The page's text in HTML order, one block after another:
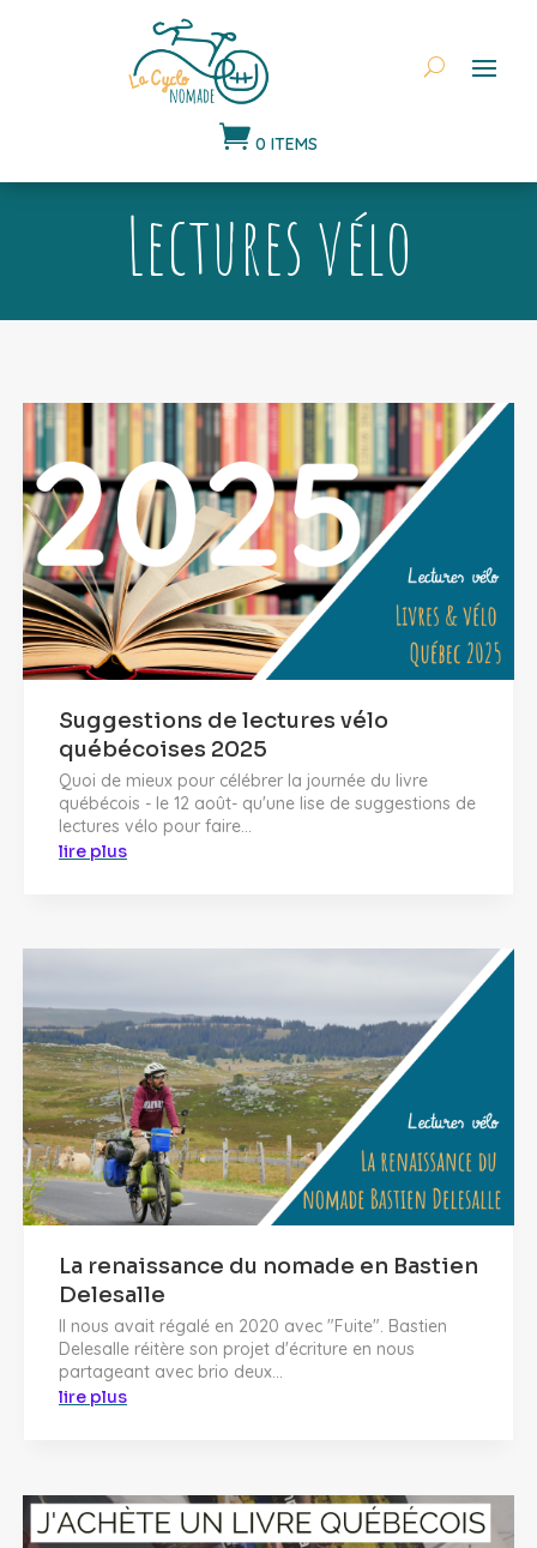
 0 ITEMS
Lectures vélo
Suggestions de lectures vélo
québécoises 2025
Quoi de mieux pour célébrer la journée du livre
québécois - le 12 août- qu'une lise de suggestions de
lectures vélo pour faire...
lire plus
La renaissance du nomade en Bastien
Delesalle
Il nous avait régalé en 2020 avec "Fuite". Bastien
Delesalle réitère son projet d'écriture en nous
partageant avec brio deux...
lire plus